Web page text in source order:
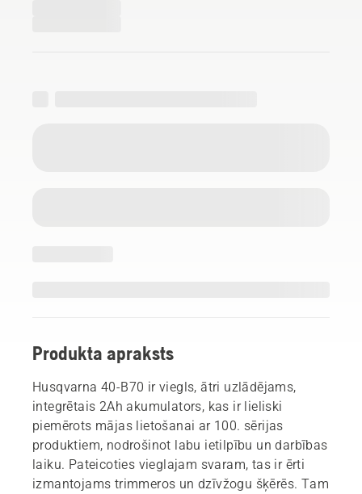
Produkta apraksts
Husqvarna 40-B70 ir viegls, ātri uzlādējams,
integrētais 2Ah akumulators, kas ir lieliski
piemērots mājas lietošanai ar 100. sērijas
produktiem, nodrošinot labu ietilpību un darbības
laiku. Pateicoties vieglajam svaram, tas ir ērti
izmantojams trimmeros un dzīvžogu šķērēs. Tam